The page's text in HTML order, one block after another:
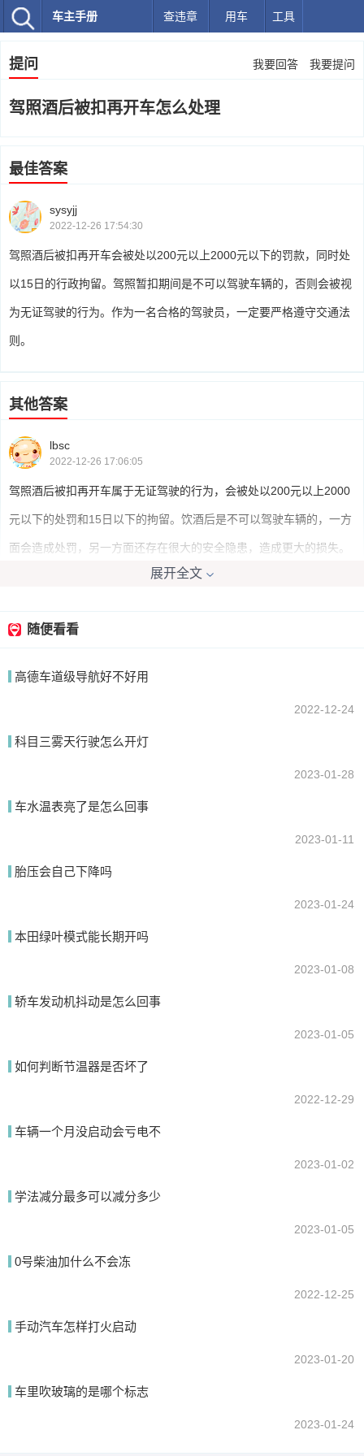
车主手册 查违章 用车 工具
提问 我要回答 我要提问
驾照酒后被扣再开车怎么处理
最佳答案
sysyjj
2022-12-26 17:54:30
驾照酒后被扣再开车会被处以200元以上2000元以下的罚款，同时处
以15日的行政拘留。驾照暂扣期间是不可以驾驶车辆的，否则会被视
为无证驾驶的行为。作为一名合格的驾驶员，一定要严格遵守交通法
则。
其他答案
lbsc
2022-12-26 17:06:05
驾照酒后被扣再开车属于无证驾驶的行为，会被处以200元以上2000
元以下的处罚和15日以下的拘留。饮酒后是不可以驾驶车辆的，一方
面会造成处罚，另一方面还存在很大的安全隐患，造成更大的损失。
展开全文
随便看看
高德车道级导航好不好用
2022-12-24
科目三雾天行驶怎么开灯
2023-01-28
车水温表亮了是怎么回事
2023-01-11
胎压会自己下降吗
2023-01-24
本田绿叶模式能长期开吗
2023-01-08
轿车发动机抖动是怎么回事
2023-01-05
如何判断节温器是否坏了
2022-12-29
车辆一个月没启动会亏电不
2023-01-02
学法减分最多可以减分多少
2023-01-05
0号柴油加什么不会冻
2022-12-25
手动汽车怎样打火启动
2023-01-20
车里吹玻璃的是哪个标志
2023-01-24